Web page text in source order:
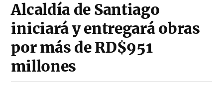
Alcaldía de Santiago
iniciará y entregará obras
por más de RD$951
millones